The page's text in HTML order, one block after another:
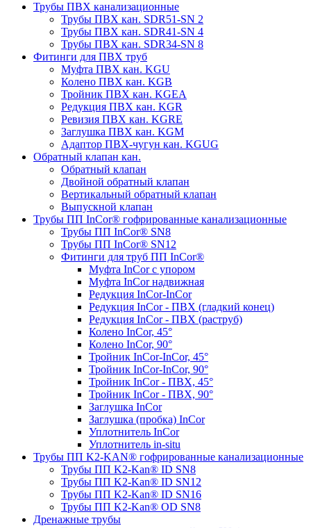
Трубы ПВХ канализационные
Трубы ПВХ кан. SDR51-SN 2
Трубы ПВХ кан. SDR41-SN 4
Трубы ПВХ кан. SDR34-SN 8
Фитинги для ПВХ труб
Муфта ПВХ кан. KGU
Колено ПВХ кан. KGB
Тройник ПВХ кан. KGEA
Редукция ПВХ кан. KGR
Ревизия ПВХ кан. KGRE
Заглушка ПВХ кан. KGM
Адаптор ПВХ-чугун кан. KGUG
Обратный клапан кан.
Обратный клапан
Двойной обратный клапан
Вертикальный обратный клапан
Выпускной клапан
Трубы ПП InCor® гофри­рованные канализационные
Трубы ПП InCor® SN8
Трубы ПП InCor® SN12
Фитинги для труб ПП InCor®
Муфта InCor с упором
Муфта InCor надвижная
Редукция InCor-InCor
Редукция InCor - ПВХ (гладкий конец)
Редукция InCor - ПВХ (раструб)
Колено InCor, 45°
Колено InCor, 90°
Тройник InCor-InCor, 45°
Тройник InCor-InCor, 90°
Тройник InCor - ПВХ, 45°
Тройник InCor - ПВХ, 90°
Заглушка InCor
Заглушка (пробка) InCor
Уплотнитель InCor
Уплотнитель in-situ
Трубы ПП K2-KAN® гофри­рованные канализационные
Трубы ПП K2-Kan® ID SN8
Трубы ПП K2-Kan® ID SN12
Трубы ПП K2-Kan® ID SN16
Трубы ПП K2-Kan® OD SN8
Дренажные трубы